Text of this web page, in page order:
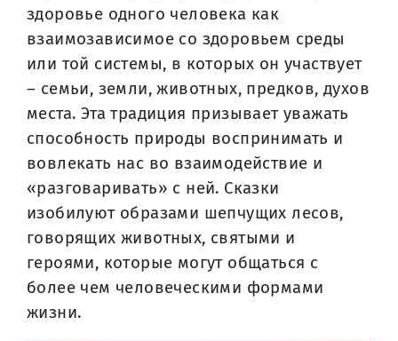
здоровье одного человека как
взаимозависимое со здоровьем среды
или той системы, в которых он участвует
– семьи, земли, животных, предков, духов
места. Эта традиция призывает уважать
способность природы воспринимать и
вовлекать нас во взаимодействие и
«разговаривать» с ней. Сказки
изобилуют образами шепчущих лесов,
говорящих животных, святыми и
героями, которые могут общаться с
более чем человеческими формами
жизни.